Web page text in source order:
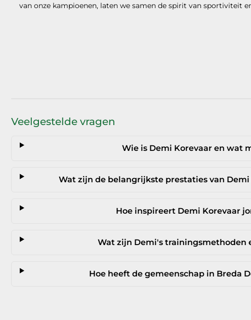
van onze kampioenen, laten we samen de spirit van sportiviteit
Veelgestelde vragen
Wie is Demi Korevaar en wat
Wat zijn de belangrijkste prestaties van
Hoe inspireert Demi Korevaar
Wat zijn Demi's trainingsmethoden
Hoe heeft de gemeenschap in Breda